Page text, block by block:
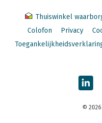
Thuiswinkel
Colofon
Privacy
© 2026